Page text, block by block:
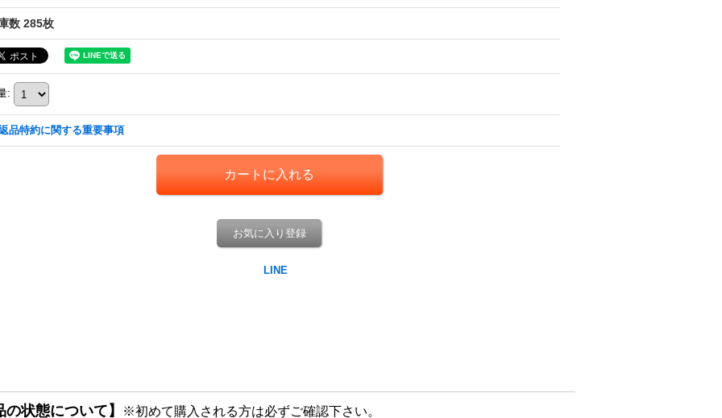
数 285枚
:
品特約に関する重要事項
お気に入り登録
の状態について】 ※初めて購入される方は必ずご確認下さい。